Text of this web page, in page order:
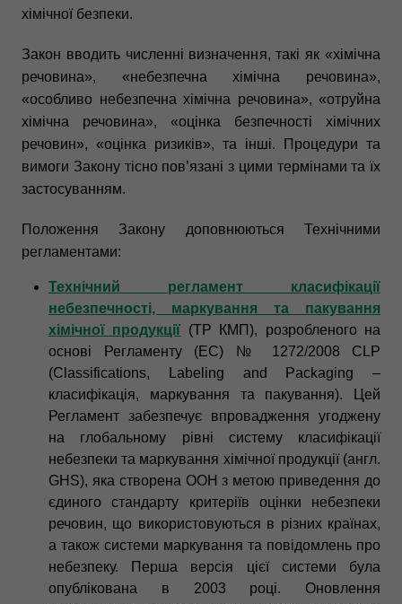
хімічної безпеки.
Закон вводить численні визначення, такі як «хімічна
речовина», «небезпечна хімічна речовина»,
«особливо небезпечна хімічна речовина», «отруйна
хімічна речовина», «оцінка безпечності хімічних
речовин», «оцінка ризиків», та інші. Процедури та
вимоги Закону тісно пов’язані з цими термінами та їх
застосуванням.
Положення Закону доповнюються Технічними
регламентами:
Технічний регламент класифікації
небезпечності, маркування та пакування
хімічної продукції (ТР КМП), розробленого на
основі Регламенту (ЕС) № 1272/2008 CLP
(Classifications, Labeling and Packaging –
класифікація, маркування та пакування). Цей
Регламент забезпечує впровадження угоджену
на глобальному рівні систему класифікації
небезпеки та маркування хімічної продукції (англ.
GHS), яка створена ООН з метою приведення до
єдиного стандарту критеріїв оцінки небезпеки
речовин, що використовуються в різних країнах,
а також системи маркування та повідомлень про
небезпеку. Перша версія цієї системи була
опублікована в 2003 році. Оновлення